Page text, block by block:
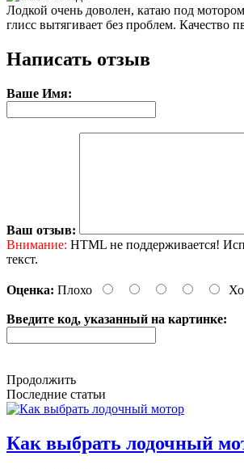
Лодкой очень доволeн, катаю под
глисс вытягивает без проблем. Качество
Написать отзыв
Ваше Имя:
Ваш отзыв:
Внимание: HTML не поддерживается!
текст.
Оценка: Плохо
Введите код, указанный на картинке:
Продолжить
Последние статьи
Как выбрать лодочный